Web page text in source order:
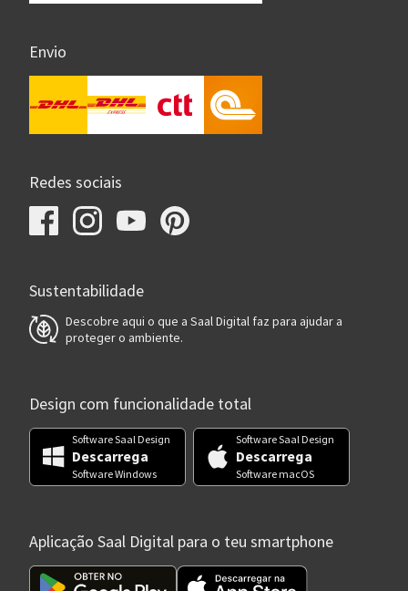
Envio
Redes sociais
Sustentabilidade
Descobre aqui o que a Saal Digital faz para ajudar a
proteger o ambiente.
Design com funcionalidade total
Software Saal Design
Descarrega
Software Windows
Software Saal Design
Descarrega
Software macOS
Aplicação Saal Digital para o teu smartphone